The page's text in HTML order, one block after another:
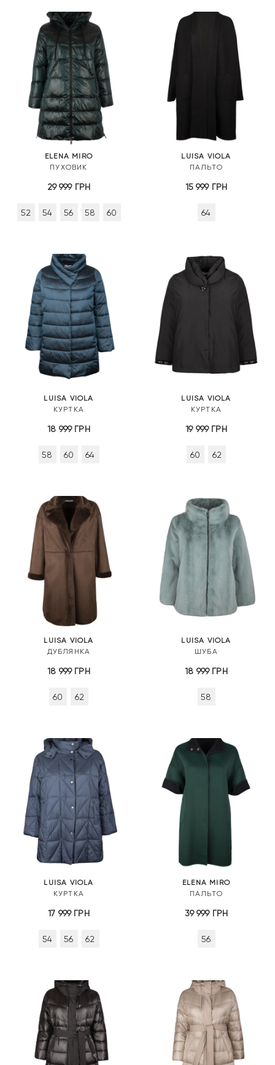
ELENA MIRO
ПУХОВИК
29 999 ГРН
52 54 56 58 60
LUISA VIOLA
ПАЛЬТО
15 999 ГРН
64
LUISA VIOLA
КУРТКА
18 999 ГРН
58 60 64
LUISA VIOLA
КУРТКА
19 999 ГРН
60 62
LUISA VIOLA
ДУБЛЯНКА
18 999 ГРН
60 62
LUISA VIOLA
ШУБА
18 999 ГРН
58
LUISA VIOLA
КУРТКА
17 999 ГРН
54 56 62
ELENA MIRO
ПАЛЬТО
39 999 ГРН
56